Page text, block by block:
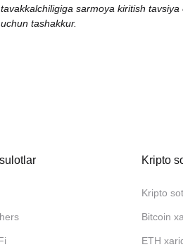
tavakkalchiligiga sarmoya kiritish
uchun tashakkur.
Kripto
Kripto
Bitcoin
ETH